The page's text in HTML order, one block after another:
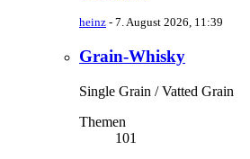
heinz - 7. August 2026, 11:39
Grain-Whisky
Single Grain / Vatted Grain
Themen
101